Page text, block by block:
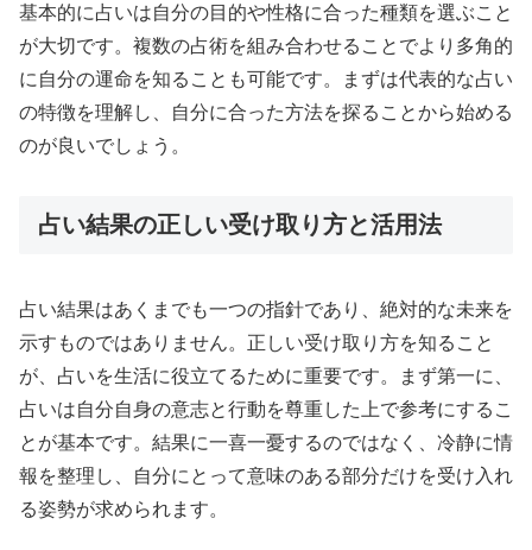
基本的に占いは自分の目的や性格に合った種類を選ぶこと
が大切です。複数の占術を組み合わせることでより多角的
に自分の運命を知ることも可能です。まずは代表的な占い
の特徴を理解し、自分に合った方法を探ることから始める
のが良いでしょう。
占い結果の正しい受け取り方と活用法
占い結果はあくまでも一つの指針であり、絶対的な未来を
示すものではありません。正しい受け取り方を知ること
が、占いを生活に役立てるために重要です。まず第一に、
占いは自分自身の意志と行動を尊重した上で参考にするこ
とが基本です。結果に一喜一憂するのではなく、冷静に情
報を整理し、自分にとって意味のある部分だけを受け入れ
る姿勢が求められます。